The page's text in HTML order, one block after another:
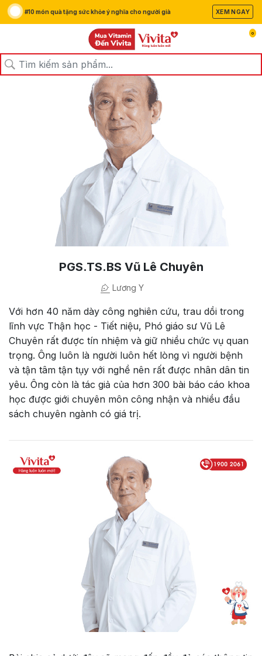
#10 món quà tặng sức khỏe ý nghĩa cho người già XEM NGAY
0
PGS.TS.BS Vũ Lê Chuyên
Lương Y
Với hơn 40 năm dày công nghiên cứu, trau dồi trong
lĩnh vực Thận học - Tiết niệu, Phó giáo sư Vũ Lê
Chuyên rất được tín nhiệm và giữ nhiều chức vụ quan
trọng. Ông luôn là người luôn hết lòng vì người bệnh
và tận tâm tận tụy với nghề nên rất được nhân dân tin
yêu. Ông còn là tác giả của hơn 300 bài báo cáo khoa
học được giới chuyên môn công nhận và nhiều đầu
sách chuyên ngành có giá trị.